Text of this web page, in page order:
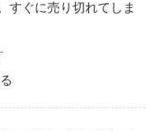
すぐに売り切れてしま